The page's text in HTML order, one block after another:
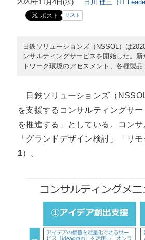
2020年11月4日(水) 日川 佳三（IT
リスト
日鉄ソリューションズ（NSSOL）は
ンサルティングサービスを開始した。
トワーク環境のアセスメント、各種製
日鉄ソリューションズ（
を支援するコンサルティングサ
を推進する」としている。コン
「グランドデザイン検討」「リ
1）。